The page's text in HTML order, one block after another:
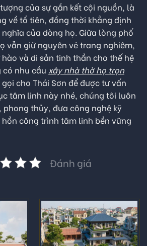
của sự gắn kết cội nguồn, là
về tổ tiên, đồng thời khẳng định
của dòng họ. Giữa lòng phố
vẫn giữ nguyên vẻ trang nghiêm,
và di sản tinh thần cho thế hệ
có nhu cầu xây nhà thờ họ trọn
cho Thái Sơn để được tư vấn
tâm linh này nhé, chúng tôi luôn
phong thủy, đưa công nghệ kỹ
công trình tâm linh bền vững
Đánh giá